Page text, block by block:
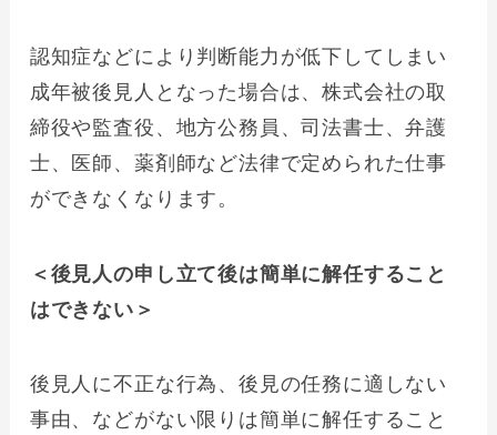
認知症などにより判断能力が低下してしまい
成年被後見人となった場合は、株式会社の取
締役や監査役、地方公務員、司法書士、弁護
士、医師、薬剤師など法律で定められた仕事
ができなくなります。
＜後見人の申し立て後は簡単に解任すること
はできない＞
後見人に不正な行為、後見の任務に適しない
事由、などがない限りは簡単に解任すること